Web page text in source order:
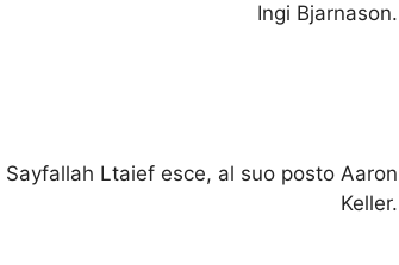
Ingi Bjarnason.
Sayfallah Ltaief esce, al suo posto Aaron
Keller.